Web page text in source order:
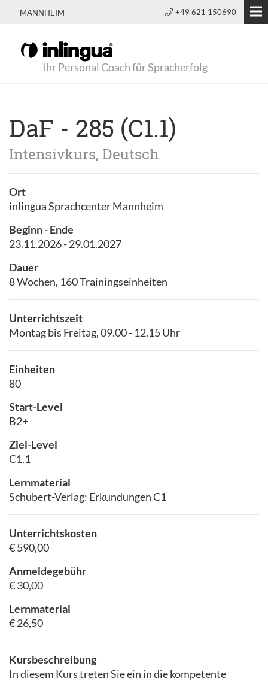
MANNHEIM +49 621 150690
Ihr Personal Coach für Spracherfolg
DaF - 285 (C1.1)
Intensivkurs, Deutsch
Ort
inlingua Sprachcenter Mannheim
Beginn - Ende
23.11.2026 - 29.01.2027
Dauer
8 Wochen, 160 Trainingseinheiten
Unterrichtszeit
Montag bis Freitag, 09.00 - 12.15 Uhr
Einheiten
80
Start-Level
B2+
Ziel-Level
C1.1
Lernmaterial
Schubert-Verlag: Erkundungen C1
Kursbeschreibung
In diesem Kurs treten Sie ein in die kompetente
Unterrichtskosten
€ 590,00
Anmeldegebühr
€ 30,00
Lernmaterial
€ 26,50